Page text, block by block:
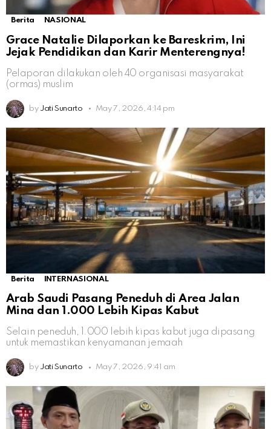
Berita NASIONAL
Grace Natalie Dilaporkan ke Bareskrim, Ini
Jejak Pendidikan dan Karir Menterengnya!
Pelaporan dilakukan oleh 40 organisasi masyarakat
(ormas) muslim
by Jati Sunarto May 7, 2026, 4:14 pm
Berita INTERNASIONAL
Arab Saudi Pasang Peneduh di Area Jalan
Mina dan 1.000 Lebih Kipas Kabut
Selain peneduh, 1.000 lebih kipas kabut juga dipasang
untuk memastikan kenyamanan jemaah
by Jati Sunarto May 7, 2026, 9:41 am